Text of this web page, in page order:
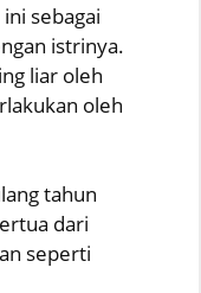
sebagai
istrinya.
liar oleh
oleh
tahun
dari
seperti